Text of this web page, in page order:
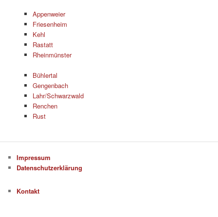
Appenweier
Friesenheim
Kehl
Rastatt
Rheinmünster
Bühlertal
Gengenbach
Lahr/Schwarzwald
Renchen
Rust
Impressum
Datenschutzerklärung
Kontakt